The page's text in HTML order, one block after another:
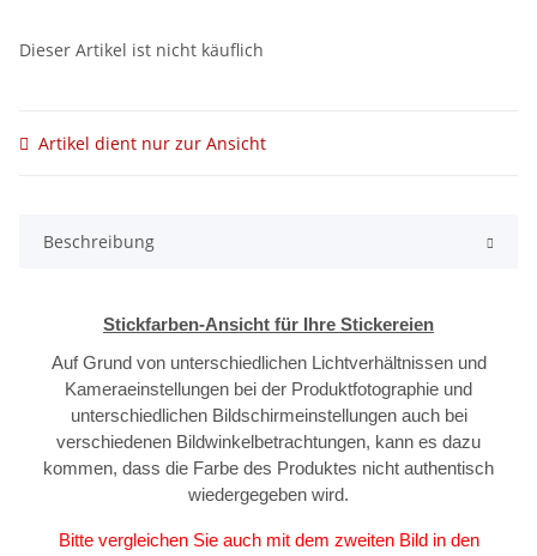
Dieser Artikel ist nicht käuflich
Artikel dient nur zur Ansicht
Beschreibung
Stickfarben-Ansicht für Ihre Stickereien
Auf Grund von unterschiedlichen Lichtverhältnissen und
Kameraeinstellungen bei der Produktfotographie und
unterschiedlichen Bildschirmeinstellungen auch bei
verschiedenen Bildwinkelbetrachtungen, kann es dazu
kommen, dass die Farbe des Produktes nicht authentisch
wiedergegeben wird.
Bitte vergleichen Sie auch mit dem zweiten Bild in den